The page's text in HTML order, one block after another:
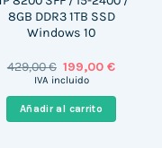
8GB DDR3 1TB SSD
Windows 10
429,00€ El
precio
era:
429,00 €.
199,00€El
es:
199,00
IVA incluido
Añadir al carrito